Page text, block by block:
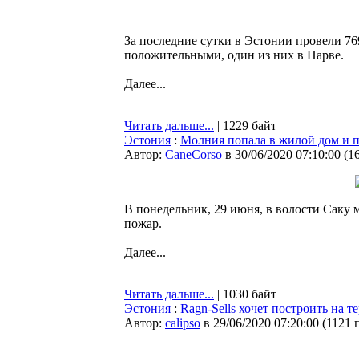
За последние сутки в Эстонии провели
положительными, один из них в Нарве.
Далее...
Читать дальше... | 1229 байт
Эстония : Молния попала в жилой дом и
Автор: CaneCorso в 30/06/2020 07:10:00 (
В понедельник, 29 июня, в волости Саку
пожар.
Далее...
Читать дальше... | 1030 байт
Эстония : Ragn-Sells хочет построить на
Автор: calipso в 29/06/2020 07:20:00 (1121